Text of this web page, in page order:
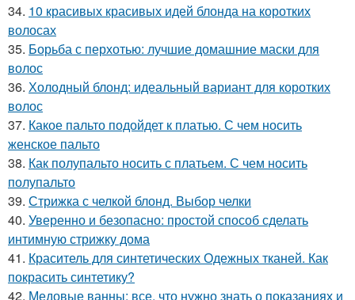
34. 10 красивых красивых идей блонда на коротких
волосах
35. Борьба с перхотью: лучшие домашние маски для
волос
36. Холодный блонд: идеальный вариант для коротких
волос
37. Какое пальто подойдет к платью. С чем носить
женское пальто
38. Как полупальто носить с платьем. С чем носить
полупальто
39. Стрижка с челкой блонд. Выбор челки
40. Уверенно и безопасно: простой способ сделать
интимную стрижку дома
41. Краситель для синтетических Одежных тканей. Как
покрасить синтетику?
42. Медовые ванны: все, что нужно знать о показаниях и